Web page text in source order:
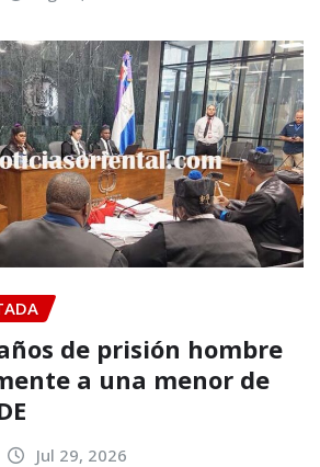
de prisión hombre
a una menor de
Jul 29, 2026